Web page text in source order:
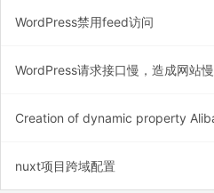
WordPress禁用feed访问
WordPress请求接口慢，造成网站慢
nuxt项目跨域配置